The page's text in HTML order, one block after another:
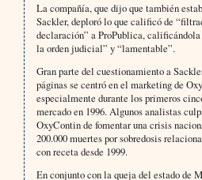
La compañía, que dijo que también
Sackler, deploró lo que calificó de
declaración” a ProPublica,
la orden judicial” y “lamentable”.
Gran parte del cuestionamiento a
páginas se centró en el marketing de
especialmente durante los primeros
mercado en 1996. Algunos analistas
OxyContin de fomentar una crisis
200.000 muertes por sobredosis
con receta desde 1999.
En conjunto con la queja del estado de